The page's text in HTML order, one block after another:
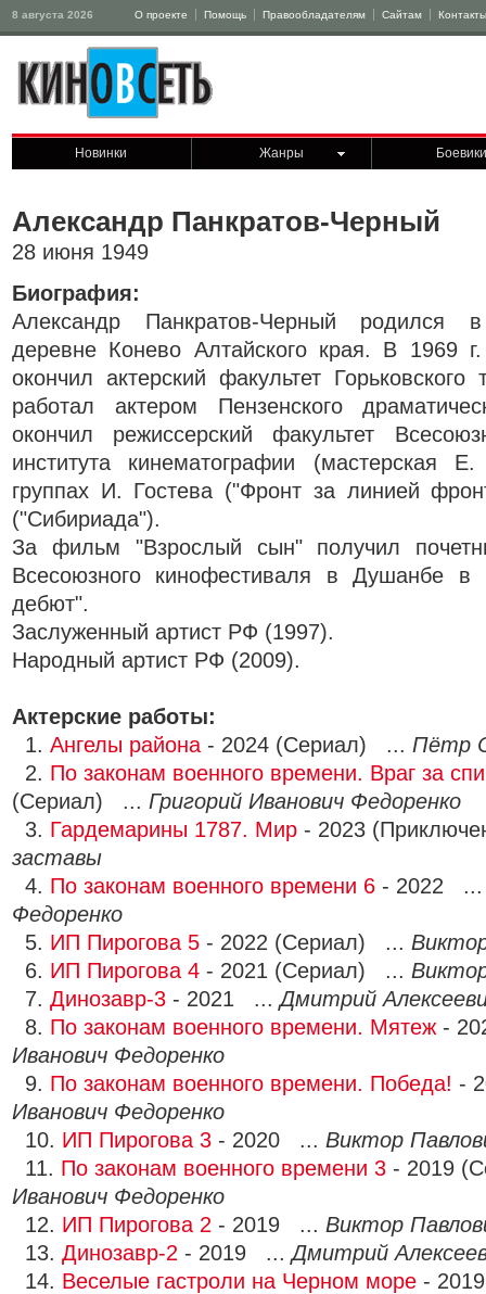
8 августа 2026 О проекте Помощь Правообладателям Сайтам Контакты
Новинки Жанры Боевики
Александр Панкратов-Черный
28 июня 1949
Биография:
Александр Панкратов-Черный родился в
деревне Конево Алтайского края. В 1969 г.
окончил актерский факультет Горьковского
работал актером Пензенского
окончил режиссерский факультет
института кинематографии (мастерская
группах И. Гостева ("Фронт за линией
("Сибириада").
За фильм "Взрослый сын" получил
Всесоюзного кинофестиваля в Душанбе
дебют".
Заслуженный артист РФ (1997).
Народный артист РФ (2009).
Актерские работы:
1. Ангелы района - 2024 (Сериал) ... Пётр
2. По законам военного времени. Враг за
(Сериал) ... Григорий Иванович Федоренко
3. Гардемарины 1787. Мир - 2023
заставы
4. По законам военного времени 6 - 2022
Федоренко
5. ИП Пирогова 5 - 2022 (Сериал) ...
6. ИП Пирогова 4 - 2021 (Сериал) ...
7. Динозавр-3 - 2021 ...Дмитрий
8. По законам военного времени. Мятеж -
Иванович Федоренко
9. По законам военного времени. Победа! -
Иванович Федоренко
10. ИП Пирогова 3 - 2020 ... Виктор
11. По законам военного времени 3 - 2019
Иванович Федоренко
12. ИП Пирогова 2 - 2019 ... Виктор
13. Динозавр-2 - 2019 ...Дмитрий
14. Веселые гастроли на Черном море -